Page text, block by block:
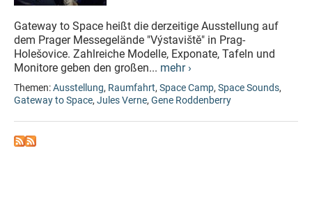
Gateway to Space heißt die derzeitige Ausstellung auf
dem Prager Messegelände "Výstaviště" in Prag-
Holešovice. Zahlreiche Modelle, Exponate, Tafeln und
Monitore geben den großen... mehr ›
Themen:Ausstellung, Raumfahrt, Space Camp, Space Sounds,
Gateway to Space, Jules Verne, Gene Roddenberry